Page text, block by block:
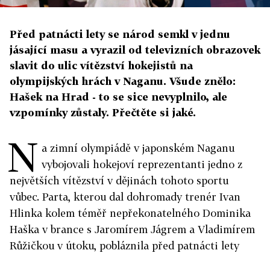
Před patnácti lety se národ semkl v jednu
jásající masu a vyrazil od televizních obrazovek
slavit do ulic vítězství hokejistů na
olympijských hrách v Naganu. Všude znělo:
Hašek na Hrad - to se sice nevyplnilo, ale
vzpomínky zůstaly. Přečtěte si jaké.
N a zimní olympiádě v japonském Naganu
vybojovali hokejoví reprezentanti jedno z
největších vítězství v dějinách tohoto sportu
vůbec. Parta, kterou dal dohromady trenér Ivan
Hlinka kolem téměř nepřekonatelného Dominika
Haška v brance s Jaromírem Jágrem a Vladimírem
Růžičkou v útoku, pobláznila před patnácti lety